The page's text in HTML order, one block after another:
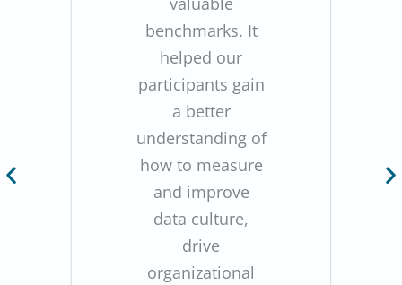
benchmarks. It
helped our
participants gain
a better
understanding of
how to measure
and improve
data culture,
drive
organizational